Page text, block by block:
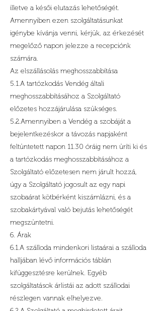
illetve a késői elutazás lehetőségét.
Amennyiben ezen szolgáltatásunkat
igénybe kívánja venni, kérjük, az érkezését
megelőző napon jelezze a recepciónk
számára.
Az elszállásolás meghosszabbítása
5.1.A tartózkodás Vendég általi
meghosszabbításához a Szolgáltató
előzetes hozzájárulása szükséges.
5.2.Amennyiben a Vendég a szobáját a
bejelentkezéskor a távozás napjaként
feltüntetett napon 11.30 óráig nem üríti ki és
a tartózkodás meghosszabbításához a
Szolgáltató előzetesen nem járult hozzá,
úgy a Szolgáltató jogosult az egy napi
szobaárat kötbérként kiszámlázni, és a
szobakártyával való bejutás lehetőségét
megszüntetni.
6. Árak
6.1.A szálloda mindenkori listaárai a szálloda
halljában lévő információs táblán
kifüggesztésre kerülnek. Egyéb
szolgáltatások árlistái az adott szállodai
részlegen vannak elhelyezve.